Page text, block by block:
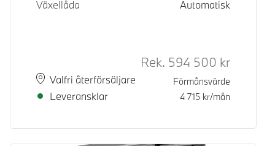
Växellåda
Automatisk
PlatsValfri återförsäljare
Leveranstid
Leveransklar
Rek. ord
Rek. 594 500 kr
Förmånsvärde
4 715 kr/mån